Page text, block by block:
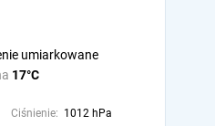
17°C
umiarkowane
Ciśnienie: 1012 hPa